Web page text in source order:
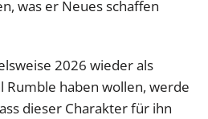
was er Neues schaffen
2026 wieder als
Rumble haben wollen, werde
dieser Charakter für ihn